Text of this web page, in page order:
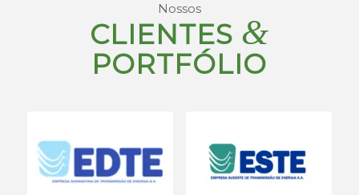
Nossos
CLIENTES &
PORTFÓLIO